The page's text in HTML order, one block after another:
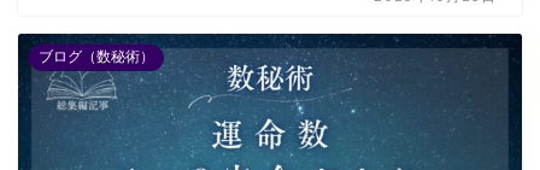
ブログ（数秘術）